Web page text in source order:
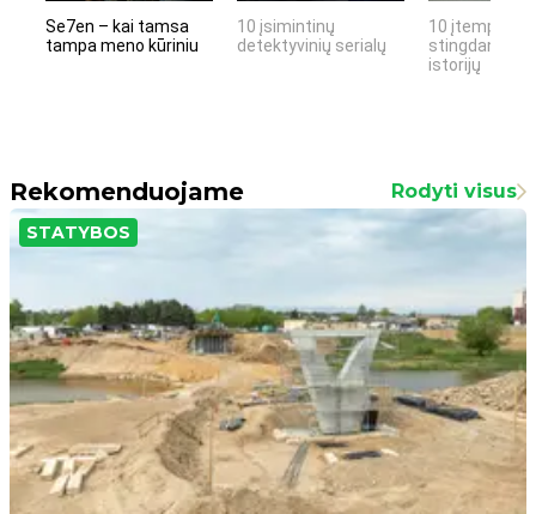
Se7en – kai tamsa
tampa meno kūriniu
10 įsimintinų
detektyvinių serialų
10 įtemptų,
stingdančių
istorijų
Rekomenduojame Rodyti visus
STATYBOS